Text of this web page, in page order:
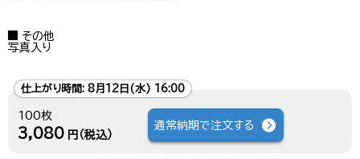
その他
写真入り
仕上がり時間: 8月12日(水) 16:00
100枚
3,080 円（税込）
通常納期で注文する